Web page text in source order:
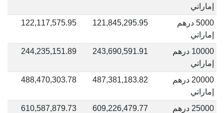
إماراتي
5000 درهم
إماراتي
121,845,295.95
122,117,575.95
10000 درهم
إماراتي
243,690,591.91
244,235,151.89
20000 درهم
إماراتي
487,381,183.82
488,470,303.78
25000 درهم
609,226,479.77
610,587,879.73